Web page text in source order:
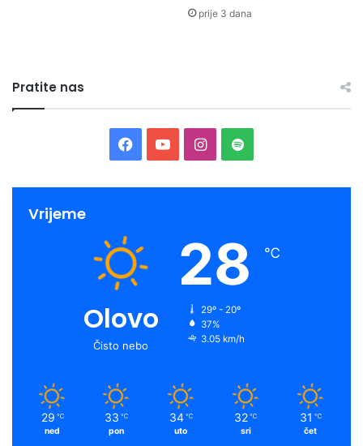
prije 3 dana
Pratite nas
Facebook
YouTubeInstagram
Spotify
Vrijeme
Olovo
Čisto nebo
28 ℃
29º - 20º
37%
3.05 km/h
29 ℃
ned
33 ℃
pon
34 ℃
uto
32 ℃
sri
31 ℃
čet